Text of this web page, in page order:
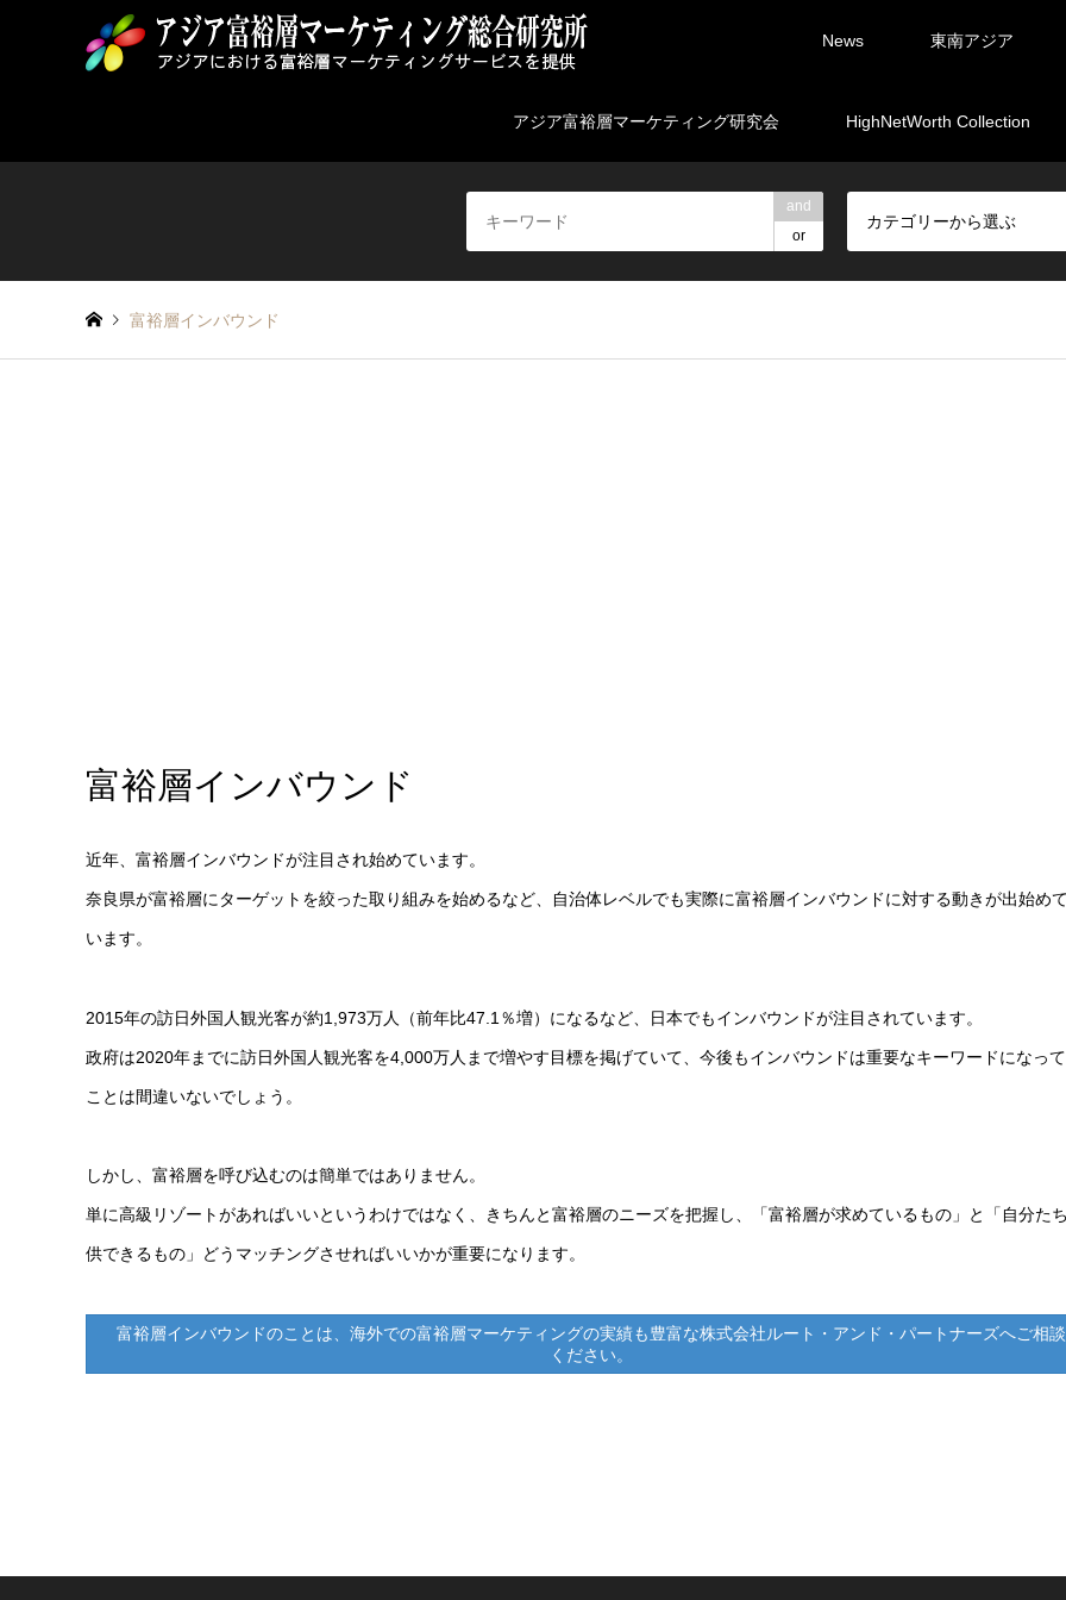
News 東南アジア
アジア富裕層マーケティング研究会 HighNetWorth Collection
and
or
カテゴリーから選ぶ
富裕層インバウンド
富裕層インバウンド
近年、富裕層インバウンドが注目され始めています。
奈良県が富裕層にターゲットを絞った取り組みを始めるなど、自治体レベルでも実際に富裕層インバウンドに対する動きが出始め
います。
2015年の訪日外国人観光客が約1,973万人（前年比47.1％増）になるなど、日本でもインバウンドが注目されています。
政府は2020年までに訪日外国人観光客を4,000万人まで増やす目標を掲げていて、今後もインバウンドは重要なキーワードになって
ことは間違いないでしょう。
しかし、富裕層を呼び込むのは簡単ではありません。
単に高級リゾートがあればいいというわけではなく、きちんと富裕層のニーズを把握し、「富裕層が求めているもの」と「自分た
供できるもの」どうマッチングさせればいいかが重要になります。
富裕層インバウンドのことは、海外での富裕層マーケティングの実績も豊富な株式会社ルート・アンド・パートナーズへご相談
ください。